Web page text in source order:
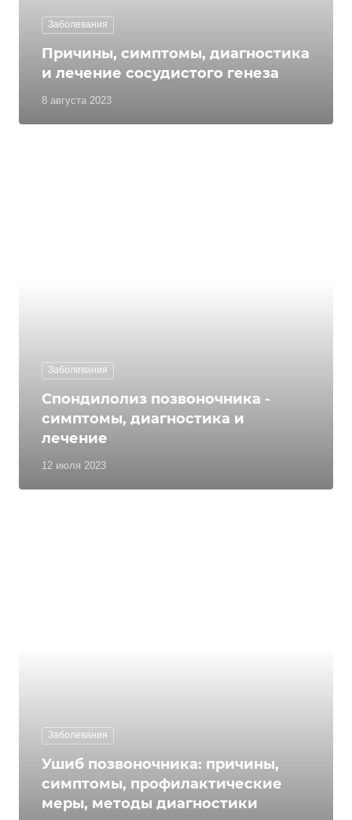
Заболевания
8 августа 2023
Причины, симптомы, диагностика
и лечение сосудистого генеза
Заболевания
12 июля 2023
Спондилолиз позвоночника -
симптомы, диагностика и
лечение
Заболевания
Ушиб позвоночника: причины,
симптомы, профилактические
меры, методы диагностики